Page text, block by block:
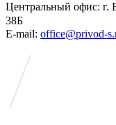
Центральный офис: г.
38Б
E-mail: office@privod-